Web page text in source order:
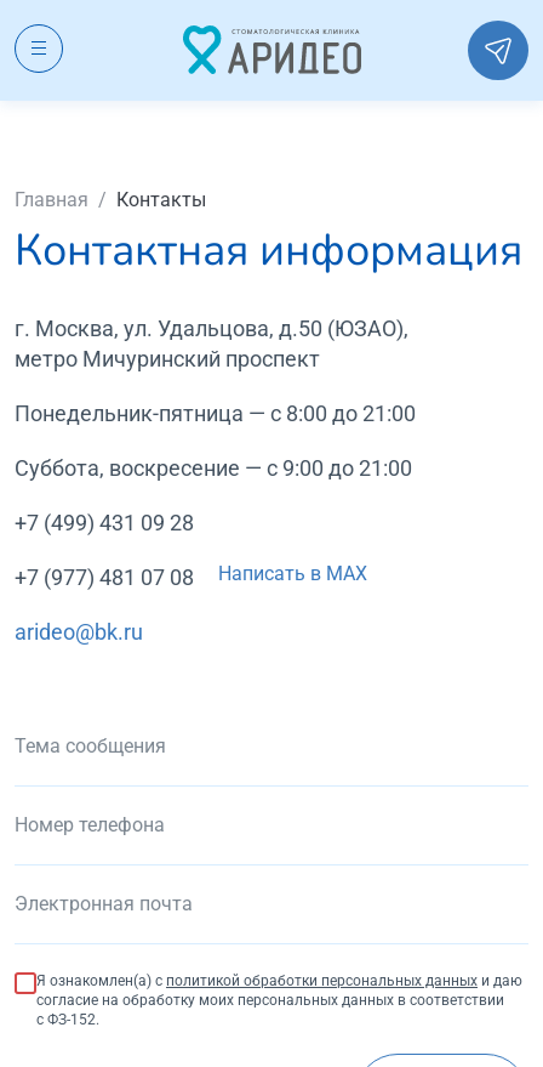
Главная / Контакты
Контактная информация
г. Москва, ул. Удальцова, д.50 (ЮЗАО),
метро Мичуринский проспект
Понедельник-пятница — с 8:00 до 21:00
Суббота, воскресение — с 9:00 до 21:00
+7 (499) 431 09 28
+7 (977) 481 07 08 Написать в MAX
arideo@bk.ru
Я ознакомлен(а) с политикой обработки персональных данных и даю
согласие на обработку моих персональных данных в соответствии
с ФЗ-152.